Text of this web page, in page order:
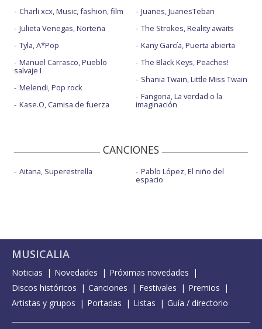
Charli xcx, Music, fashion, film
Julieta Venegas, Norteña
Tyla, A*Pop
Manuel Carrasco, Pueblo
salvaje I
Melendi, Pop rock
Kase.O, Camisa de fuerza
Juanes, JuanesTeban
The Strokes, Reality awaits
Kany García, Puerta abierta
The Black Keys, Peaches!
Shania Twain, Little Miss Twain
Fangoria, La verdad o la
imaginación
CANCIONES
Aitana, Superestrella Pablo López, El niño del
espacio
MUSICALIA
Noticias Novedades
Próximas novedades
Discos históricos
Canciones Festivales
Premios
Artistas y grupos
Portadas Listas Guía / directorio